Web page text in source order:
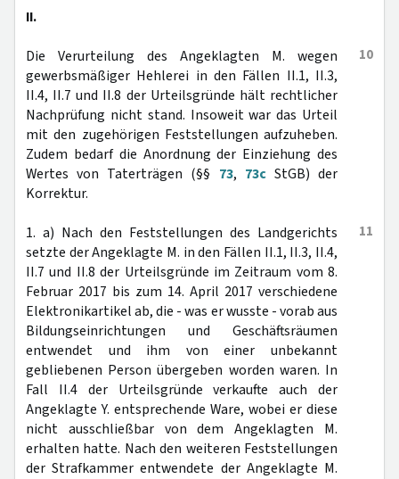
II.
10
Die Verurteilung des Angeklagten M. wegen
gewerbsmäßiger Hehlerei in den Fällen II.1, II.3,
II.4, II.7 und II.8 der Urteilsgründe hält rechtlicher
Nachprüfung nicht stand. Insoweit war das Urteil
mit den zugehörigen Feststellungen aufzuheben.
Zudem bedarf die Anordnung der Einziehung des
Wertes von Taterträgen (§§ 73, 73cStGB) der
Korrektur.
11
1. a) Nach den Feststellungen des Landgerichts
setzte der Angeklagte M. in den Fällen II.1, II.3, II.4,
II.7 und II.8 der Urteilsgründe im Zeitraum vom 8.
Februar 2017 bis zum 14. April 2017 verschiedene
Elektronikartikel ab, die - was er wusste - vorab aus
Bildungseinrichtungen und Geschäftsräumen
entwendet und ihm von einer unbekannt
gebliebenen Person übergeben worden waren. In
Fall II.4 der Urteilsgründe verkaufte auch der
Angeklagte Y. entsprechende Ware, wobei er diese
nicht ausschließbar von dem Angeklagten M.
erhalten hatte. Nach den weiteren Feststellungen
der Strafkammer entwendete der Angeklagte M.